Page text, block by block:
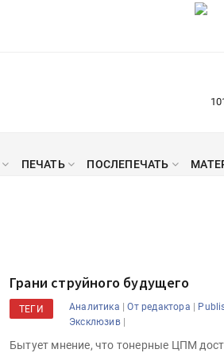
ПЕЧАТЬ ПОСЛЕПЕЧАТЬ
Грани струйного будущего
ТЕГИ Аналитика |От редактора |
Эксклюзив|
Бытует мнение, что тонерные ЦПМ